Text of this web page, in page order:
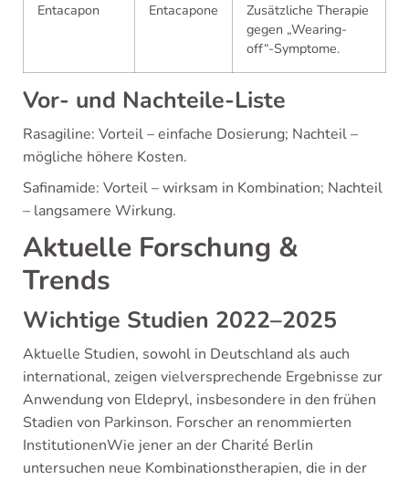
Entacapon Entacapone
Zusätzliche Therapie
gegen „Wearing-
off“-Symptome.
Vor- und Nachteile-Liste
Rasagiline: Vorteil – einfache Dosierung; Nachteil –
mögliche höhere Kosten.
Safinamide: Vorteil – wirksam in Kombination; Nachteil
– langsamere Wirkung.
Aktuelle Forschung &
Trends
Wichtige Studien 2022–2025
Aktuelle Studien, sowohl in Deutschland als auch
international, zeigen vielversprechende Ergebnisse zur
Anwendung von Eldepryl, insbesondere in den frühen
Stadien von Parkinson. Forscher an renommierten
InstitutionenWie jener an der Charité Berlin
untersuchen neue Kombinationstherapien, die in der